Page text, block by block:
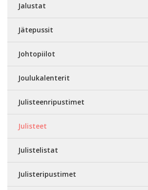
Jalustat
Jätepussit
Johtopiilot
Joulukalenterit
Julisteenripustimet
Julisteet
Julistelistat
Julisteripustimet